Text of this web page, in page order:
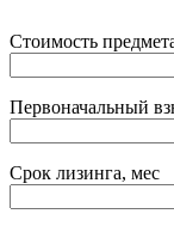
Стоимость
Первоначальный
Срок лизинга, мес